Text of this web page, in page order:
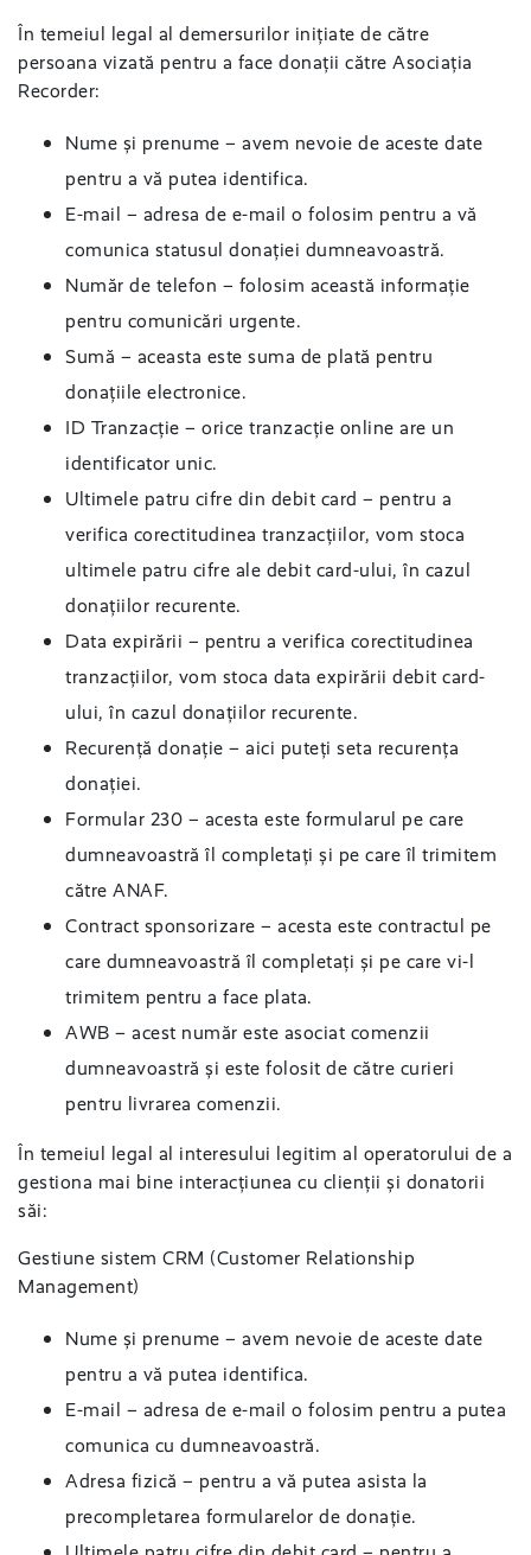
În temeiul legal al demersurilor inițiate de către
persoana vizată pentru a face donații către Asociația
Recorder:
Nume și prenume – avem nevoie de aceste date
pentru a vă putea identifica.
E-mail – adresa de e-mail o folosim pentru a vă
comunica statusul donației dumneavoastră.
Număr de telefon – folosim această informație
pentru comunicări urgente.
Sumă – aceasta este suma de plată pentru
donațiile electronice.
ID Tranzacție – orice tranzacție online are un
identificator unic.
Ultimele patru cifre din debit card – pentru a
verifica corectitudinea tranzacțiilor, vom stoca
ultimele patru cifre ale debit card-ului, în cazul
donațiilor recurente.
Data expirării – pentru a verifica corectitudinea
tranzacțiilor, vom stoca data expirării debit card-
ului, în cazul donațiilor recurente.
Recurență donație – aici puteți seta recurența
donației.
Formular 230 – acesta este formularul pe care
dumneavoastră îl completați și pe care îl trimitem
către ANAF.
Contract sponsorizare – acesta este contractul pe
care dumneavoastră îl completați și pe care vi-l
trimitem pentru a face plata.
AWB – acest număr este asociat comenzii
dumneavoastră și este folosit de către curieri
pentru livrarea comenzii.
În temeiul legal al interesului legitim al operatorului de a
gestiona mai bine interacțiunea cu clienții și donatorii
săi:
Gestiune sistem CRM (Customer Relationship
Management)
Nume și prenume – avem nevoie de aceste date
pentru a vă putea identifica.
E-mail – adresa de e-mail o folosim pentru a putea
comunica cu dumneavoastră.
Adresa fizică – pentru a vă putea asista la
precompletarea formularelor de donație.